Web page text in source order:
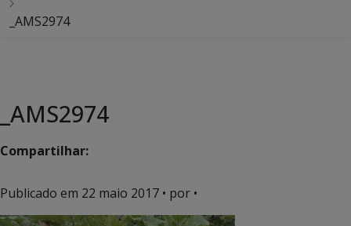
_AMS2974
_AMS2974
Compartilhar:
Publicado em 22 maio 2017 • por •